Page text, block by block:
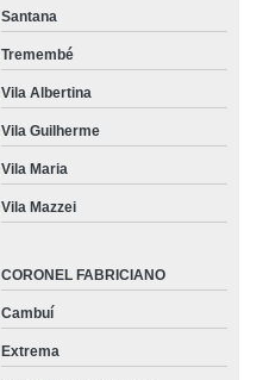
Santana
Tremembé
Vila Albertina
Vila Guilherme
Vila Maria
Vila Mazzei
CORONEL FABRICIANO
Cambuí
Extrema